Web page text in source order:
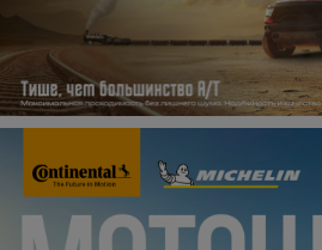
Кокшетау
Костанай
Кызылорда
Павлодар